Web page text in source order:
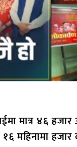
मात्र ४६
महिनामा